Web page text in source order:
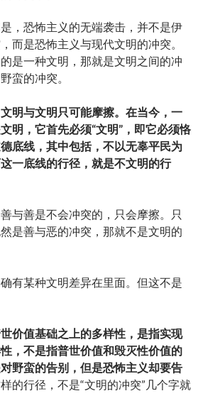
，恐怖主义的无端袭击，并不是伊
而是恐怖主义与现代文明的冲突。
是一种文明，那就是文明之间的冲
蛮的冲突。
明与文明只可能摩擦。在当今，一
明，它首先必须“文明”，即它必须恪
底线，其中包括，不以无辜平民为
一底线的行径，就是不文明的行
与善是不会冲突的，只会摩擦。只
是善与恶的冲突，那就不是文明的
有某种文明差异在里面。但这不是
价值基础之上的多样性，是指实现
，不是指普世价值和毁灭性价值的
野蛮的告别，但是恐怖主义却要告
的行径，不是“文明的冲突”几个字就